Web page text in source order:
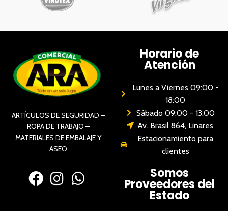
ARTÍCULOS DE SEGURIDAD –
ROPA DE TRABAJO –
MATERIALES DE EMBALAJE Y
ASEO
Horario de
Atención
Lunes a Viernes 09:00 -
18:00
Sábado 09:00 - 13:00
Av. Brasil 864, Linares
Estacionamiento para
clientes
Somos
Proveedores del
Estado